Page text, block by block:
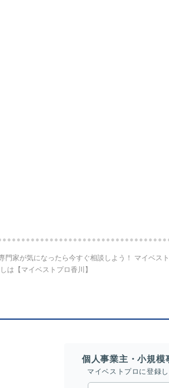
家が気になったら今すぐ相談しよう！ マイベス
は【マイベストプロ香川】
個人事業主・小規模
マイベストプロに登録